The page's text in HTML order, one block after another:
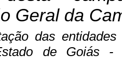
Geral da
das
de Goiás -